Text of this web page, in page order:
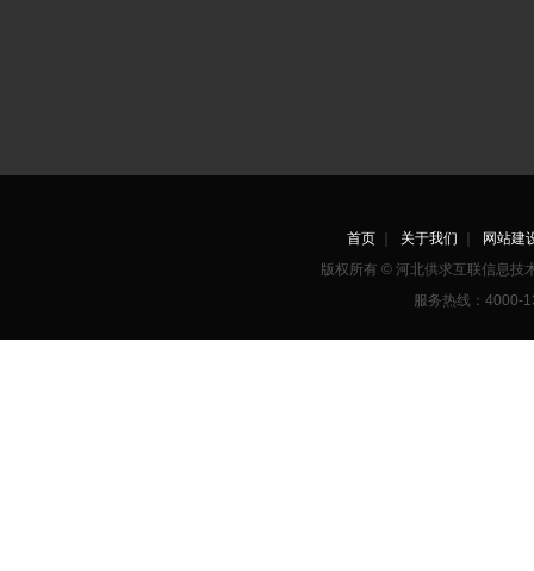
首页｜ 关于我们
网站建
版权所有 © 河北供求互联信息
服务热线：4000-